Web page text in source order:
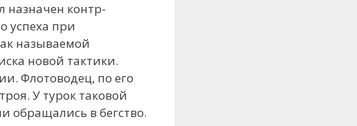
контр-
успеха при
называемой
новой тактики.
Флотоводец, по его
У турок таковой
обращались в бегство.